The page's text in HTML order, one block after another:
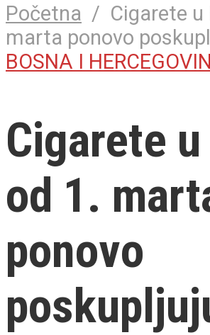
Početna / Cigarete u
marta ponovo
BOSNA I
Cigarete
od 1.
ponovo